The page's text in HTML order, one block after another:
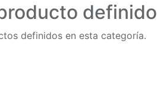
definido
definidos en esta categoría.